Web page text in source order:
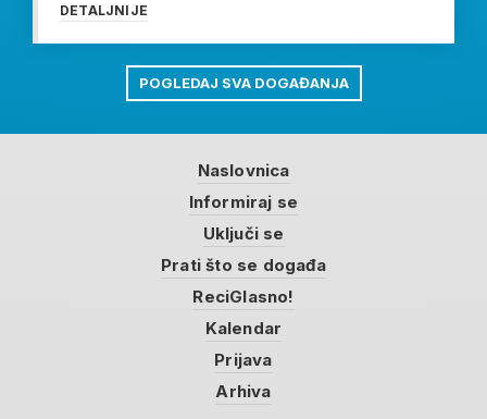
DETALJNIJE
POGLEDAJ SVA DOGAĐANJA
Naslovnica
Informiraj se
Uključi se
Prati što se događa
ReciGlasno!
Kalendar
Prijava
Arhiva